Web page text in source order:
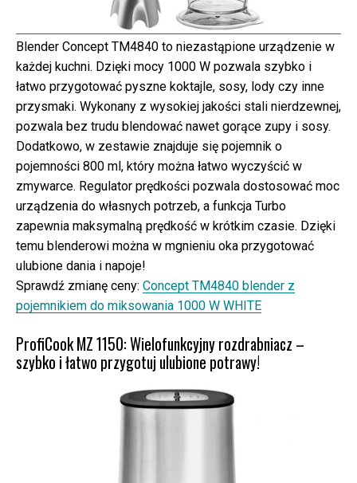
Blender Concept TM4840 to niezastąpione urządzenie w
każdej kuchni. Dzięki mocy 1000 W pozwala szybko i
łatwo przygotować pyszne koktajle, sosy, lody czy inne
przysmaki. Wykonany z wysokiej jakości stali nierdzewnej,
pozwala bez trudu blendować nawet gorące zupy i sosy.
Dodatkowo, w zestawie znajduje się pojemnik o
pojemności 800 ml, który można łatwo wyczyścić w
zmywarce. Regulator prędkości pozwala dostosować moc
urządzenia do własnych potrzeb, a funkcja Turbo
zapewnia maksymalną prędkość w krótkim czasie. Dzięki
temu blenderowi można w mgnieniu oka przygotować
ulubione dania i napoje!
Sprawdź zmianę ceny: Concept TM4840 blender z
pojemnikiem do miksowania 1000 W WHITE
ProfiCook MZ 1150: Wielofunkcyjny rozdrabniacz –
szybko i łatwo przygotuj ulubione potrawy!